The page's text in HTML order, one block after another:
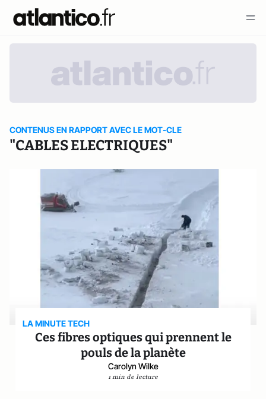
CONTENUS EN RAPPORT AVEC LE MOT-CLE
"CABLES ELECTRIQUES"
LA MINUTE TECH
Ces fibres optiques qui prennent le
pouls de la planète
Carolyn Wilke
1 min de lecture